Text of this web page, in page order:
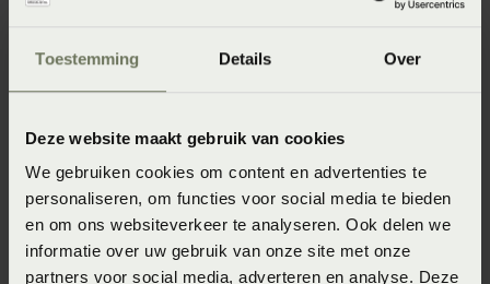
Toestemming Details Over
Deze website maakt gebruik van cookies
We gebruiken cookies om content en advertenties te
personaliseren, om functies voor social media te bieden
en om ons websiteverkeer te analyseren. Ook delen we
informatie over uw gebruik van onze site met onze
partners voor social media, adverteren en analyse. Deze
Materiaal
Jersey
Specifiek materiaal